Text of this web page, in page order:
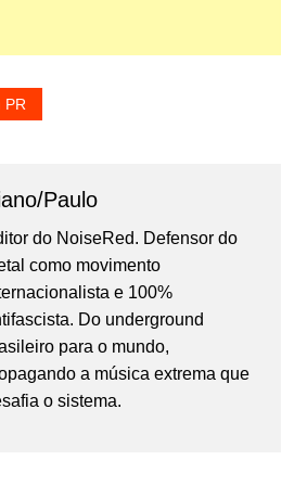
PR
Paulo
do NoiseRed. Defensor do
como movimento
e 100%
Do underground
para o mundo,
a música extrema que
o sistema.